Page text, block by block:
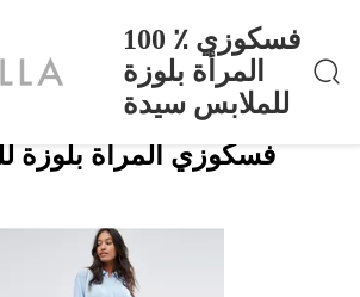
100 ٪ فسكوزي
المرأة بلوزة
للملابس سيدة100 ٪ فسكوزي المرأة بلوزة للملابس سيدة